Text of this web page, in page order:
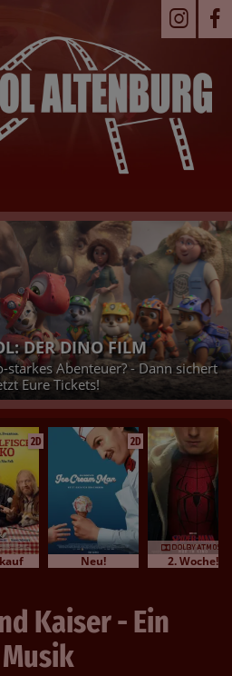
DER DINO FILM
Abenteuer? - Dann sichert
Eure Tickets!
2D 2D
Neu! 2. Woche!
Kaiser - Ein